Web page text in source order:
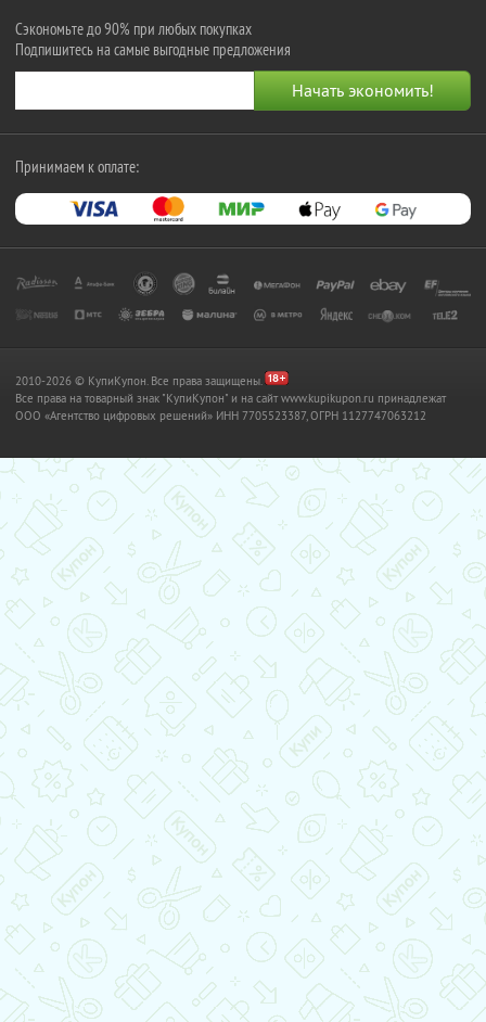
Сэкономьте до 90% при любых покупках
Подпишитесь на самые выгодные предложения
Принимаем к оплате:
2010-2026 © КупиКупон. Все права защищены.
Все права на товарный знак "КупиКупон" и на сайт www.kupikupon.ru принадлежат
OOO «Агентство цифровых решений» ИНН 7705523387, ОГРН 1127747063212